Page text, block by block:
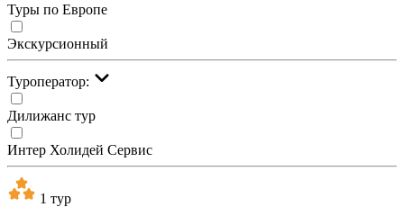
Туры по Европе
Экскурсионный
Туроператор:
Дилижанс тур
Интер Холидей Сервис
1 тур